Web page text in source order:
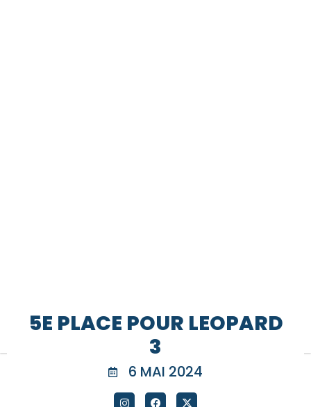
5E PLACE POUR LEOPARD
3
6 MAI 2024